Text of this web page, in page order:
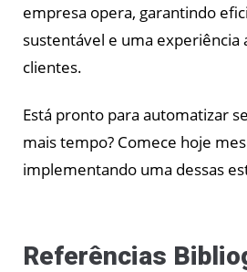
empresa opera, garantindo
sustentável e uma experiência
clientes.
Está pronto para automatizar
mais tempo? Comece hoje
implementando uma dessas
Referências